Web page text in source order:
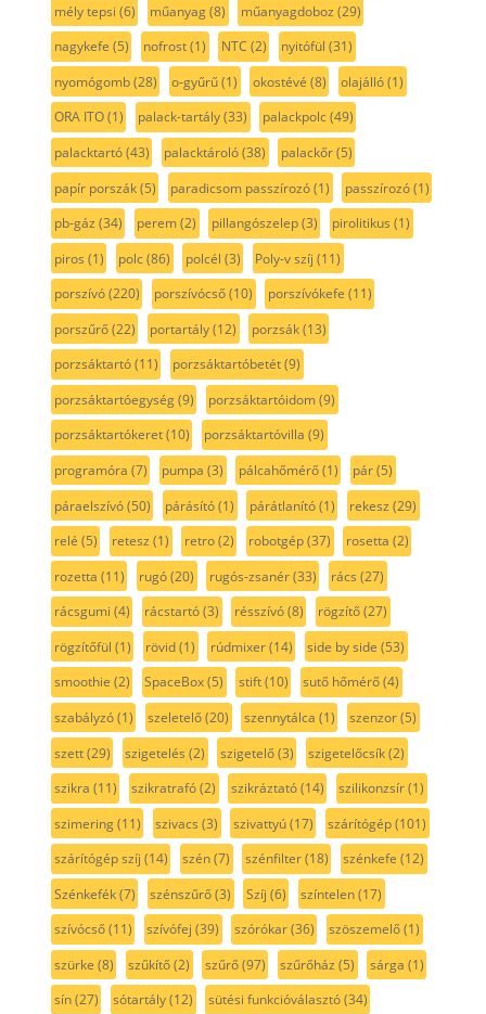
mély tepsi (6) műanyag(8) műanyagdoboz (29)
nagykefe (5) nofrost(1) NTC (2) nyitófül (31)
nyomógomb(28) o-gyűrű(1) okostévé (8) olajálló(1)
ORA ITO(1) palack-tartály(33) palackpolc(49)
palacktartó(43) palacktároló(38) palackőr(5)
papír porszák(5) paradicsom passzírozó(1) passzírozó(1)
pb-gáz (34) perem(2) pillangószelep(3) pirolitikus (1)
piros (1) polc(86) polcél (3) Poly-v szíj (11)
porszívó(220) porszívócső(10) porszívókefe (11)
porszűrő(22) portartály(12) porzsák(13)
porzsáktartó(11) porzsáktartóbetét(9)
porzsáktartóegység(9) porzsáktartóidom(9)
porzsáktartókeret(10) porzsáktartóvilla (9)
programóra (7) pumpa (3) pálcahőmérő(1) pár(5)
páraelszívó(50) párásító(1) párátlanító(1) rekesz (29)
relé (5) retesz (1) retro(2) robotgép(37) rosetta (2)
rozetta (11) rugó(20) rugós-zsanér(33) rács (27)
rácsgumi (4) rácstartó(3) résszívó(8) rögzítő(27)
rögzítőfül (1) rövid(1) rúdmixer(14) side by side (53)
smoothie (2) SpaceBox(5) stift(10) sutő hőmérő(4)
szabályzó(1) szeletelő(20) szennytálca (1) szenzor(5)
szett(29) szigetelés (2) szigetelő(3) szigetelőcsík(2)
szikra (11) szikratrafó(2) szikráztató(14) szilikonzsír(1)
szimering(11) szivacs (3) szivattyú(17) szárítógép(101)
szárítógép szíj (14) szén(7) szénfilter(18) szénkefe (12)
Szénkefék(7) szénszűrő(3) Szíj (6) színtelen(17)
szívócső(11) szívófej (39) szórókar(36) szöszemelő(1)
szürke (8) szűkítő(2) szűrő(97) szűrőház (5) sárga (1)
sín(27) sótartály(12) sütési funkcióválasztó(34)